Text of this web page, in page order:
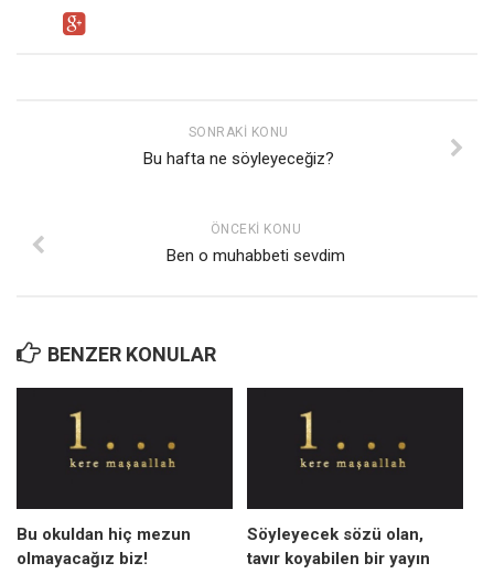
Karisi kitap sualleri
Gıda-Beslenme
Siyaset
Asya
Afrika
İslam Dünyası
SONRAKI KONU
Bu hafta ne söyleyeceğiz?
ÖNCEKI KONU
Ben o muhabbeti sevdim
BENZER KONULAR
Bu okuldan hiç mezun
olmayacağız biz!
Söyleyecek sözü olan,
tavır koyabilen bir yayın